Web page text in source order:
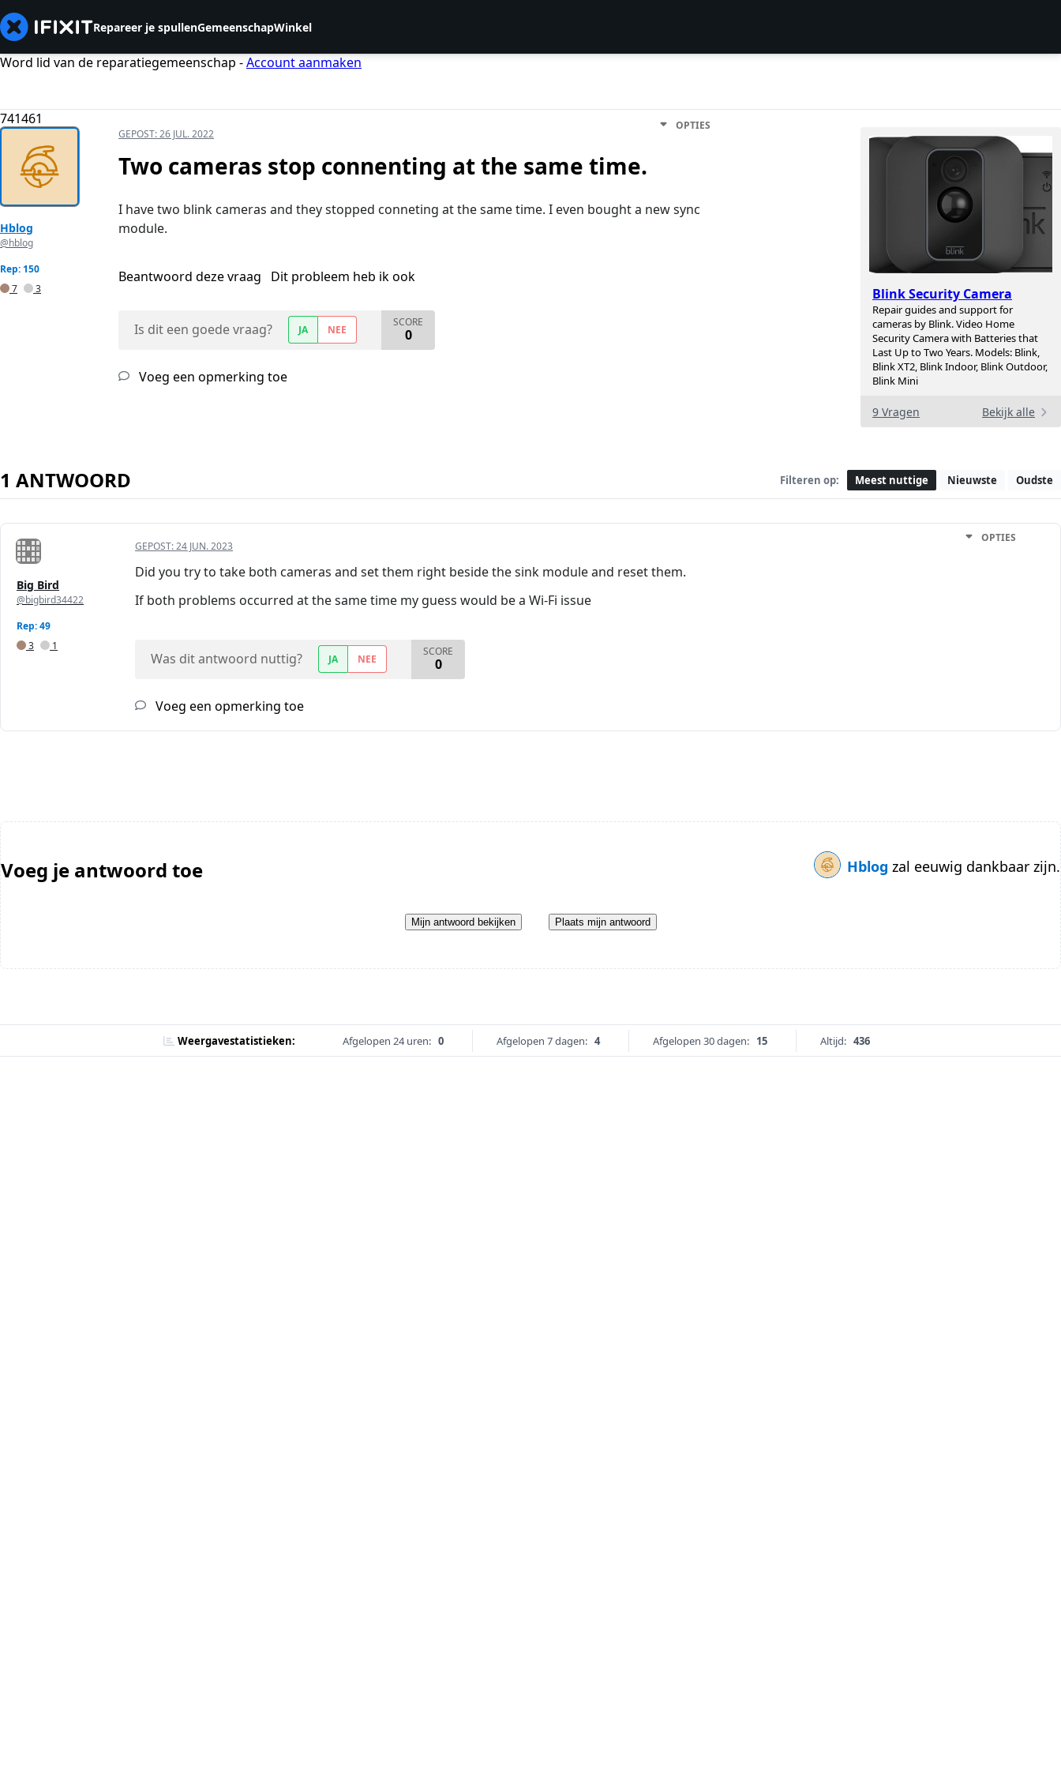
Repareer je spullenGemeenschapWinkel
Word lid van de reparatiegemeenschap -Account aanmaken
741461
Blink Security Camera
Repair guides and support for
cameras by Blink. Video Home
Security Camera with Batteries that
Last Up to Two Years. Models: Blink,
Blink XT2, Blink Indoor, Blink Outdoor,
Blink Mini
9 Vragen Bekijk alle
Hblog
@hblog
Rep: 150
7
3
GEPOST:26 JUL. 2022
OPTIES
Two cameras stop connenting at the same time.
I have two blink cameras and they stopped conneting at the same time. I even bought a new sync
module.
Beantwoord deze vraag Dit probleem heb ik ook
Is dit een goede vraag? JA NEE
SCORE
0
Voeg een opmerking toe
1 ANTWOORD Filteren op: Meest nuttige Nieuwste Oudste
Big Bird
@bigbird34422
Rep: 49
3
1
GEPOST:24 JUN. 2023
OPTIES
Did you try to take both cameras and set them right beside the sink module and reset them.
If both problems occurred at the same time my guess would be a Wi-Fi issue
Was dit antwoord nuttig? JA NEE
SCORE
0
Voeg een opmerking toe
Voeg je antwoord toe Hblog zal eeuwig dankbaar zijn.
Mijn antwoord bekijken Plaats mijn antwoord
Weergavestatistieken: Afgelopen 24 uren: 0 Afgelopen 7 dagen: 4 Afgelopen 30 dagen: 15 Altijd: 436